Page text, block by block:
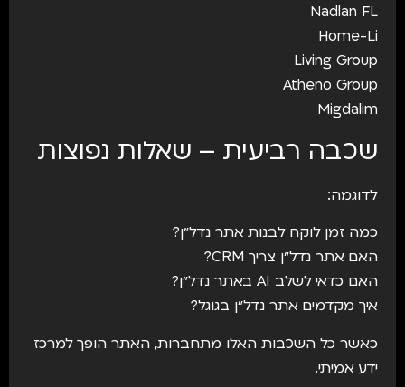
Nadlan FL
Home-Li
Living Group
Atheno Group
Migdalim
שכבה רביעית – שאלות נפוצות
לדוגמה:
כמה זמן לוקח לבנות אתר נדל״ן?
האם אתר נדל״ן צריך CRM?
האם כדאי לשלב AI באתר נדל״ן?
איך מקדמים אתר נדל״ן בגוגל?
כאשר כל השכבות האלו מתחברות, האתר הופך למרכז
ידע אמיתי.